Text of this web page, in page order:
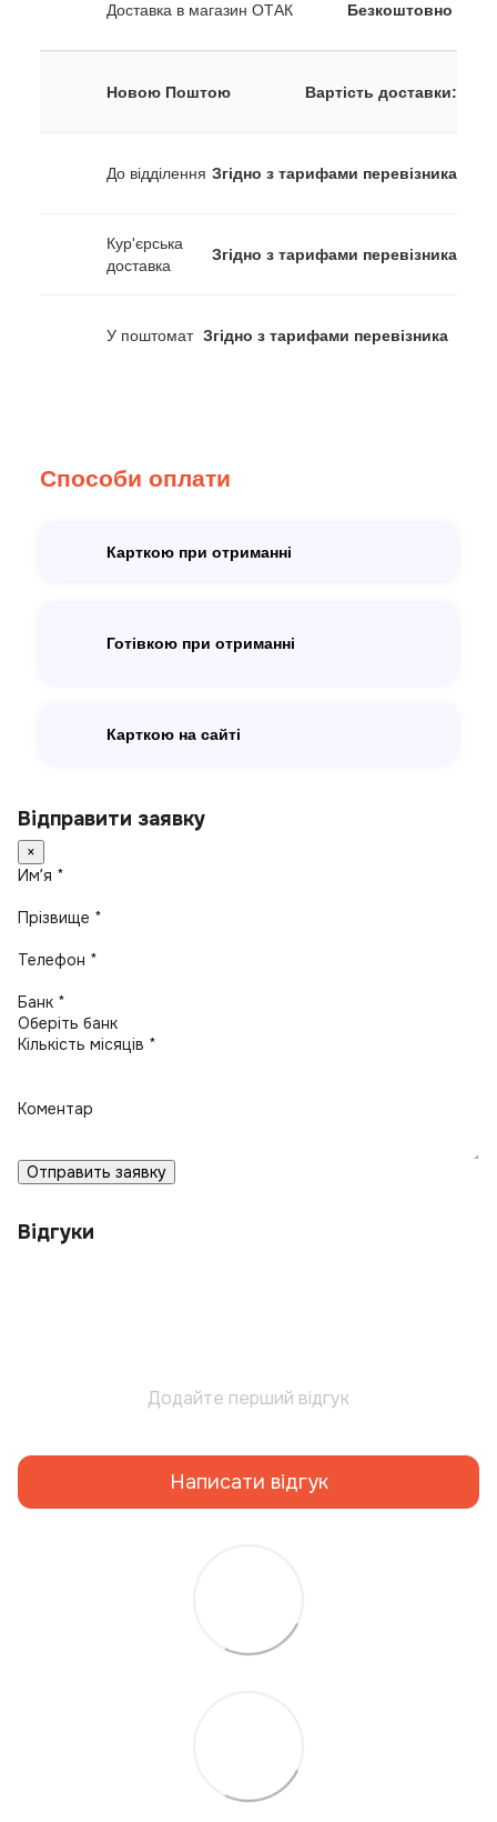
Доставка в магазин ОТАК Безкоштовно
Новою Поштою Вартість доставки:
До відділення Згідно з тарифами перевізника
Кур'єрська
доставка
Згідно з тарифами перевізника
У поштомат Згідно з тарифами перевізника
Способи оплати
Карткою при отриманні
Готівкою при отриманні
Карткою на сайті
Відправити заявку
×
Имʼя *
Прізвище *
Телефон *
Банк *
Кількість місяців *
Коментар
Отправить заявку
Відгуки
Додайте перший відгук
Написати відгук